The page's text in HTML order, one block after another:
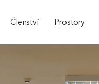
Členství Prostory